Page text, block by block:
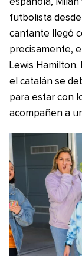
española, Milan
futbolista
cantante llegó
precisamente,
Lewis
el catalán se
para estar con
acompañen a